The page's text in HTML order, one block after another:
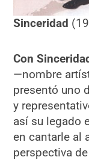
Sinceridad
Con
—nombre
presentó uno
y
así su legado
en cantarle al
perspectiva